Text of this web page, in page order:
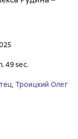
49 sec.
, Троицкий Олег